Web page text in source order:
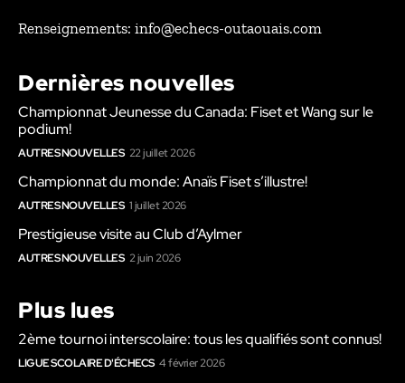
Renseignements: info@echecs-outaouais.com
Dernières nouvelles
Championnat Jeunesse du Canada: Fiset et Wang sur le
podium!
AUTRES NOUVELLES 22 juillet 2026
Championnat du monde: Anaïs Fiset s’illustre!
AUTRES NOUVELLES 1 juillet 2026
Prestigieuse visite au Club d’Aylmer
AUTRES NOUVELLES 2 juin 2026
Plus lues
2ème tournoi interscolaire: tous les qualifiés sont connus!
LIGUE SCOLAIRE D'ÉCHECS 4 février 2026